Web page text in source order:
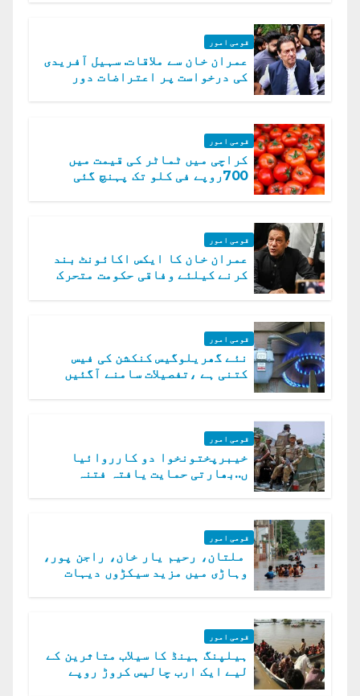
قومی امور
عمران خان سے ملاقات. سہیل آفریدی
کی درخواست پر اعتراضات دور
قومی امور
کراچی میں ٹماٹر کی قیمت میں
700روپے فی کلو تک پہنچ گئی
قومی امور
عمران خان کا ایکس اکائونٹ بند
کرنے کیلئے وفاقی حکومت متحرک
قومی امور
نئے گھریلوگیس کنکشن کی فیس
کتنی ہے ،تفصیلات سامنے آگئیں
قومی امور
خیبرپختونخوا دو کارروائیا
ں..بھارتی حمایت یافتہ فتنہ
قومی امور
ملتان، رحیم یار خان، راجن پور،
وہاڑی میں مزید سیکڑوں دیہات
قومی امور
ہیلپنگ ہینڈ کا سیلاب متاثرین کے
لیے ایک ارب چالیس کروڑ روپے